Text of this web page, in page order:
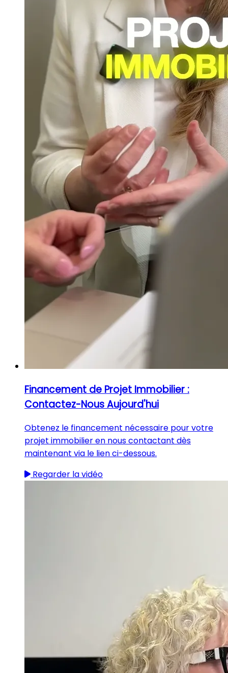
Financement de Projet Immobilier :
Contactez-Nous Aujourd'hui
Obtenez le financement nécessaire pour votre
projet immobilier en nous contactant dès
maintenant via le lien ci-dessous.
Regarder la vidéo